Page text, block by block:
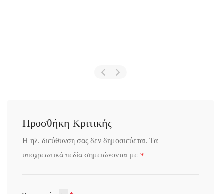
Προσθήκη Κριτικής
Η ηλ. διεύθυνση σας δεν δημοσιεύεται. Τα
υποχρεωτικά πεδία σημειώνονται με *